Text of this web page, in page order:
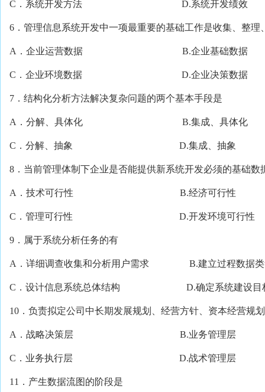
C．系统开发方法 D.系统开发绩效
6．管理信息系统开发中一项最重要的基础工作是收集、整理
A．企业运营数据 B.企业基础数据
C．企业环境数据 D.企业决策数据
7．结构化分析方法解决复杂问题的两个基本手段是
A．分解、具体化 B.集成、具体化
C．分解、抽象 D.集成、抽象
8．当前管理体制下企业是否能提供新系统开发必须的基础数
A．技术可行性 B.经济可行性
C．管理可行性 D.开发环境可行性
9．属于系统分析任务的有
A．详细调查收集和分析用户需求 B.建立过程数据类
C．设计信息系统总体结构 D.确定系统建设目
10．负责拟定公司中长期发展规划、经营方针、资本经营规
A．战略决策层 B.业务管理层
C．业务执行层 D.战术管理层
11．产生数据流图的阶段是